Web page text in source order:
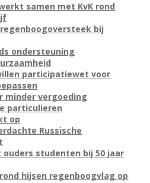
samen met KvK rond
bij
ondersteuning
participatiewet voor
minder vergoeding
particulieren
op
Russische
ouders studenten bij 50 jaar
hijsen regenboogvlag op